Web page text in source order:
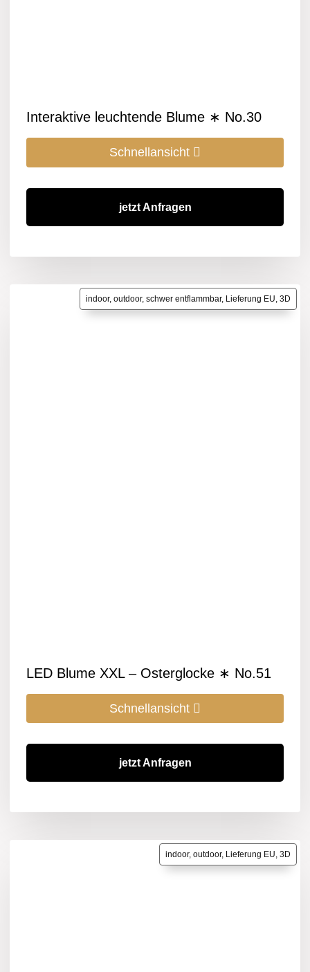
Interaktive leuchtende Blume ∗ No.30
Schnellansicht
jetzt Anfragen
indoor, outdoor, schwer entflammbar, Lieferung EU, 3D
LED Blume XXL – Osterglocke ∗ No.51
Schnellansicht
jetzt Anfragen
indoor, outdoor, Lieferung EU, 3D